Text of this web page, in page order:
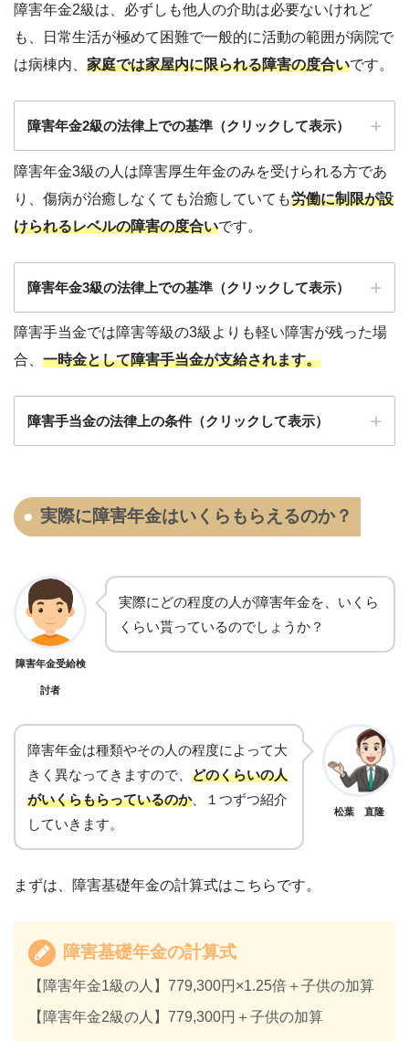
両耳の聴力のレベルが100デジベル以上のモノ
両上肢の機能に著しい障害を有するもの
両上肢の全ての指を欠くもの
両上肢の全ての指の機能に著しい障害を有する
両下肢の機能に著しい障害を有するもの
両下肢を足関節以上で欠くもの
体幹の機能に座っていることが出来ない程度ま
たは立ち上がることが出来ない程度の障害
する症状や日常生活の用を弁ずることを不能な
度のモノ
重複する場合であってそれ以上と認められるも
障害年金2級は、必ずしも他人の介助は必要ないけれど
も、日常生活が極めて困難で一般的に活動の範囲が病院で
は病棟内、 家庭では家屋内に限られる障害の度合いです。
障害年金2級の法律上での基準（クリックして表示）
両耳の聴力レベルで90デジベル以上のモノ
平衡機能に著しい障害を有するもの
そしゃくの機能を欠くもの
両上肢のおや指及びひとさし指又は中指を欠く
もの
に著しい障害
1上肢の機能に著しい障害
1上肢のすべての指の機能に著しい障害
両下肢のすべての指を欠く
1下肢の機能に著しい障害
体幹の機能に歩くことができない程度の障害を
有するもの
身体の機能の障害または長期にわたる安静を必
要とする症状で、
日常生活を送るにあたって著
しく制限を受けるか、日常生活に著しい制限を
複する場合であってその状態が認められる程度
のもの
となっています。
障害年金3級の人は障害厚生年金のみを受けられる方であ
り、 傷病が治癒しなくても治癒していても労働に制限が設
けられるレベルの障害の度合いです。
障害年金3級の法律上での基準（クリックして表示）
両耳の聴力が、40センチメートル以上では通常
そしゃく又は言語の機能に相当程度の障害を残
すもの
1上肢の3大関節のうち、2関節の用を廃したもの
1下肢の3大関節のうち、2関節の用を廃したもの
前腕、上腕、大腿、下腿の管状の骨といった長
1上肢の親指及び人差し指を失ったもの又は親指
若しくは人差し指を併せ、1上肢の3指以上を失
ったもの
親指及び人差し指を併せ1上肢の4指の用を廃し
たもの
1下肢をリスフラン関節以上で失ったもの
両下肢の十趾の用を廃したもの
前各号に掲げるもののほか、労働が身体の機能
に著しく制限を受けるか、又は労働に著しい制
障害手当金では障害等級の3級よりも軽い障害が残った場
合、 一時金として障害手当金が支給されます。
障害手当金の法律上の条件（クリックして表示）
1眼の視力が0.1以下に減じたもの
両眼のまぶたに著しい欠損を残すもの
両眼による視野が2分の1以上欠損したもの又は
両眼の視野が10度以下のもの
障害を残すもの
片方の耳の聴力が、耳殻に接さないと、大声に
よる話を解することができない程度に減じたも
の
咀嚼または言語の機能に障害を残すもの
鼻を欠損し、その機能に著しい障害を残すもの
1上肢の3大関節のうち、2関節に著しい機能障害
を残すもの
実際に障害年金はいくらもらえるのか？
障害年金受給検
討者
実際にどの程度の人が障害年金を、いくら
くらい貰っているのでしょうか？
障害年金は種類やその人の程度によって大
きく異なってきますので、 どのくらいの人
がいくらもらっているのか、
１つずつ紹介
していきます。
松葉 直隆
まずは、 障害基礎年金の計算式はこちらです。
障害基礎年金の計算式
【障害年金1級の人】779,300円×1.25倍＋子供の加算
【障害年金2級の人】779,300円＋子供の加算